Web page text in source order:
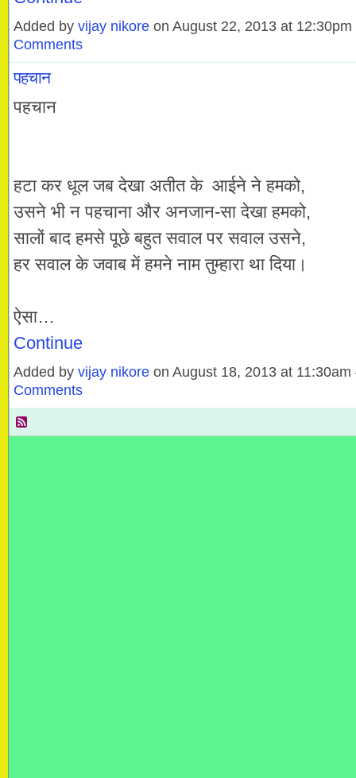
Added by vijay nikore on August 22, 2013 at
Comments
पहचान
पहचान
हटा कर धूल जब देखा अतीत के आईने ने हमको,
उसने भी न पहचाना और अनजान-सा देखा हमको,
सालों बाद हमसे पूछे बहुत सवाल पर सवाल उसने,
हर सवाल के जवाब में हमने नाम तुम्हारा था दिया।
ऐसा…
Continue
Added by vijay nikore on August 18, 2013 at
Comments